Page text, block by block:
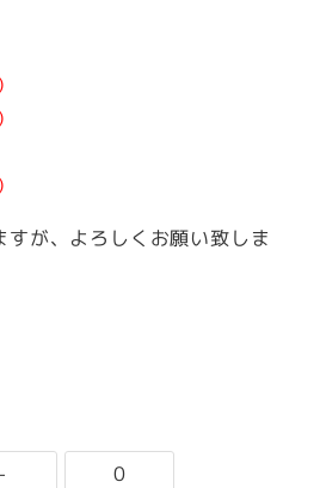
すが、よろしくお願い致しま
- 0